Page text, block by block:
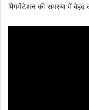
पिगमेंटेशन की समस्या में बेहद